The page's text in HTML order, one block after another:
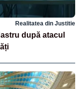
Realitatea din Justitie
după atacul